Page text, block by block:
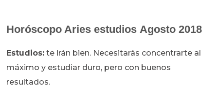
Horóscopo Aries estudios Agosto 2018
Estudios: te irán bien. Necesitarás concentrarte al
máximo y estudiar duro, pero con buenos
resultados.